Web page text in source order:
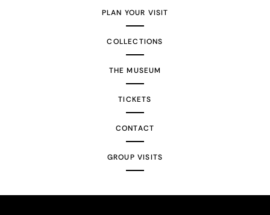
PLAN YOUR VISIT
COLLECTIONS
THE MUSEUM
TICKETS
CONTACT
GROUP VISITS